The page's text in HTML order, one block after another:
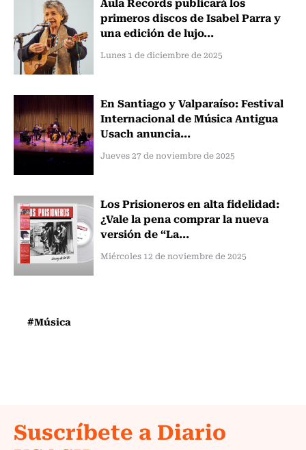
primeros discos de Isabel Parra y
una edición de lujo...
Lunes 1 de diciembre de 2025
En Santiago y Valparaíso: Festival
Internacional de Música Antigua
Usach anuncia...
Jueves 27 de noviembre de 2025
Los Prisioneros en alta fidelidad:
¿Vale la pena comprar la nueva
versión de “La...
Miércoles 12 de noviembre de 2025
#Música